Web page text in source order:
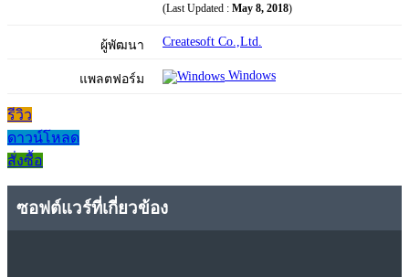
(Last Updated : May 8, 2018)
ผู้พัฒนา Createsoft Co.,Ltd.
แพลตฟอร์ม Windows
รีวิว
ดาวน์โหลด
สั่งซื้อ
ซอฟต์แวร์ที่เกี่ยวข้อง